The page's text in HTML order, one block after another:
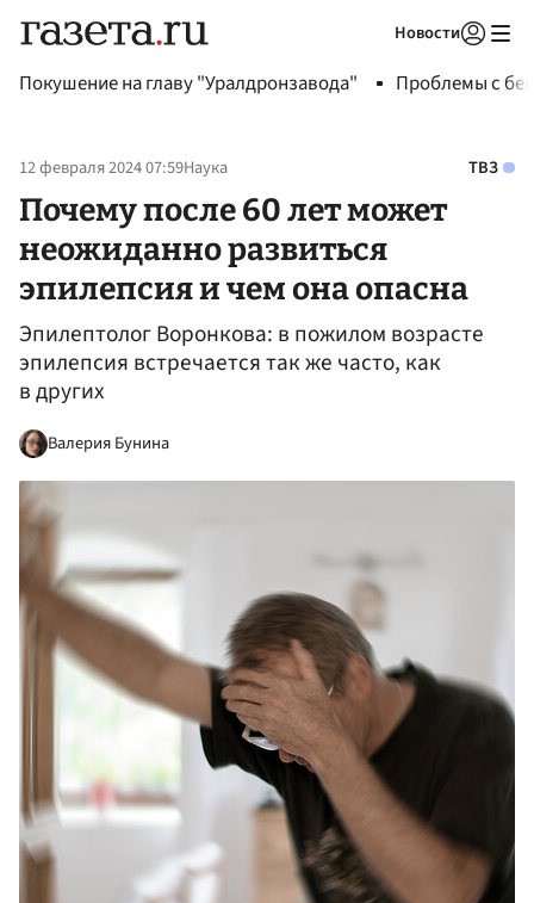
Новости
Покушение на главу "Уралдронзавода" Проблемы с
12 февраля 2024 07:59Наука ТВЗ
Почему после 60 лет может
неожиданно развиться
эпилепсия и чем она опасна
Эпилептолог Воронкова: в пожилом возрасте
эпилепсия встречается так же часто, как
в других
Валерия Бунина